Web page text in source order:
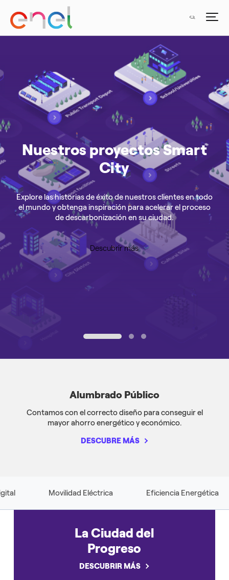
Nuestros proyectos Smart
City
Explore las historias de éxito de nuestros clientes en todo
el mundo y obtenga inspiración para acelerar el proceso
de descarbonización en su ciudad.
Descubrir más
1 2 3
Alumbrado Público
Contamos con el correcto diseño para conseguir el
mayor ahorro energético y económico.
DESCUBRE MÁS
Movilidad Eléctrica Eficiencia Energética
La Ciudad del
Progreso
DESCUBRIR MÁS